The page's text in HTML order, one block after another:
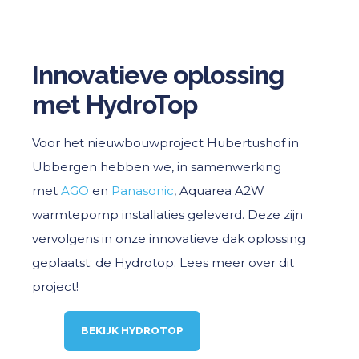
Innovatieve oplossing
met HydroTop
Voor het nieuwbouwproject Hubertushof in
Ubbergen hebben we, in samenwerking
met AGO en Panasonic, Aquarea A2W
warmtepomp installaties geleverd. Deze zijn
vervolgens in onze innovatieve dak oplossing
geplaatst; de Hydrotop. Lees meer over dit
project!
BEKIJK HYDROTOP